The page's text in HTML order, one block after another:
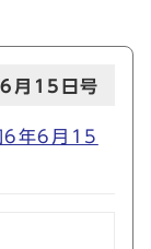
6月15日号
6年6月15